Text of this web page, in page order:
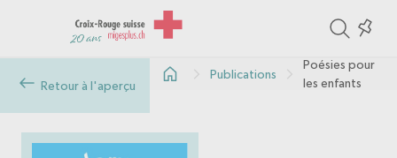
Retour à l'aperçu
Publications
Poésies pour
les enfants